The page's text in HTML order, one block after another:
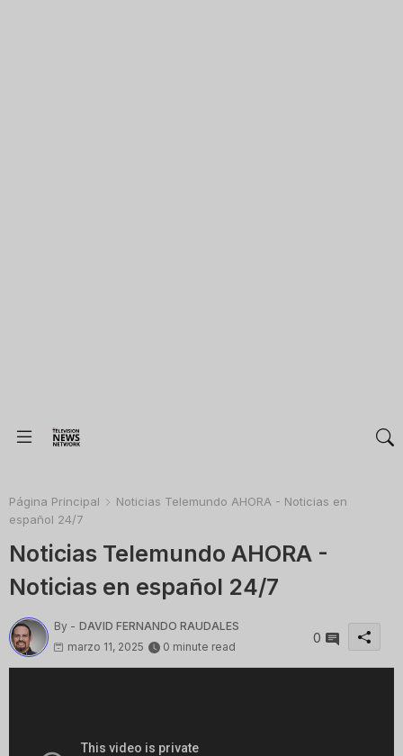
Página Principal
Noticias Telemundo AHORA - Noticias en
español 24/7
Noticias Telemundo AHORA -
Noticias en español 24/7
By - DAVID FERNANDO RAUDALES
marzo 11, 2025
0 minute read
0